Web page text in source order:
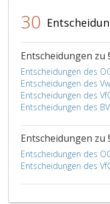
30
Entscheidungen zu
Entscheidungen des
Entscheidungen des
Entscheidungen des
Entscheidungen des
Entscheidungen zu
Entscheidungen des
Entscheidungen des